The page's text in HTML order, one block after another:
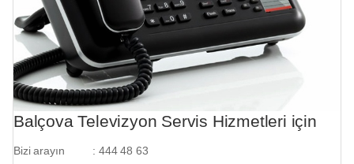
Balçova Televizyon Servis Hizmetleri için
Bizi arayın : 444 48 63